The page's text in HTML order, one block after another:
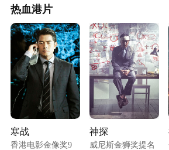
热血港片
寒战
香港电影金像奖9
神探
威尼斯金狮奖提名